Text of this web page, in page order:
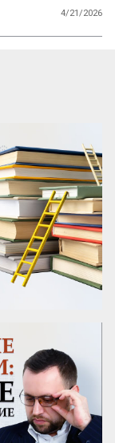
4/21/2026
и красивы.
добродетели.
рвение
и вежливость
свойства
любовь.
обращено
ищут